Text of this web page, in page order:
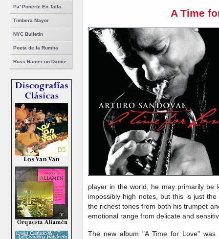
Pa' Ponerte En Talla
Timbera Mayor
NYC Bulletin
Poeta de la Rumba
Russ Hamer on Dance
A Time
player in the world, he may primarily be
impossibly high notes, but this is just
the richest tones from both his trumpet
emotional range from delicate and
The new album "A Time for Love"